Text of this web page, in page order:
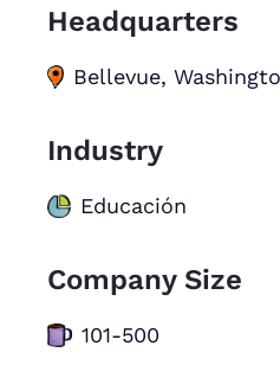
Headquarters
Bellevue,
Industry
Educación
Company Size
101-500